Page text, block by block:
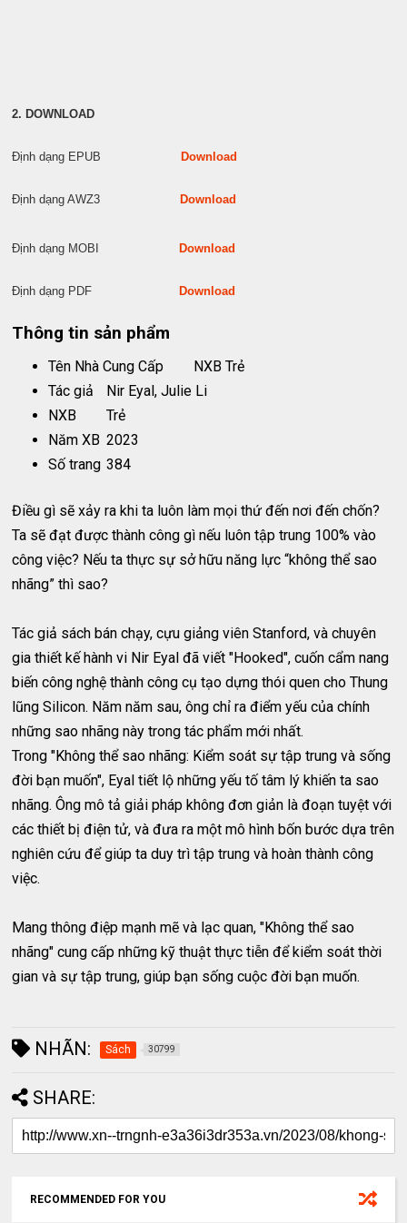
2. DOWNLOAD
Định dạng EPUB Download
Định dạng AWZ3 Download
Định dạng MOBI Download
Định dạng PDF Download
Thông tin sản phẩm
Tên Nhà Cung Cấp
NXB Trẻ
Tác giả
Nir Eyal, Julie Li
NXB
Trẻ
Năm XB 2023
Số trang 384
Điều gì sẽ xảy ra khi ta luôn làm mọi thứ đến nơi đến chốn?
Ta sẽ đạt được thành công gì nếu luôn tập trung 100% vào
công việc? Nếu ta thực sự sở hữu năng lực “không thể sao
nhãng” thì sao?
Tác giả sách bán chạy, cựu giảng viên Stanford, và chuyên
gia thiết kế hành vi Nir Eyal đã viết "Hooked", cuốn cẩm nang
biến công nghệ thành công cụ tạo dựng thói quen cho Thung
lũng Silicon. Năm năm sau, ông chỉ ra điểm yếu của chính
những sao nhãng này trong tác phẩm mới nhất.
Trong "Không thể sao nhãng: Kiểm soát sự tập trung và sống
đời bạn muốn", Eyal tiết lộ những yếu tố tâm lý khiến ta sao
nhãng. Ông mô tả giải pháp không đơn giản là đoạn tuyệt với
các thiết bị điện tử, và đưa ra một mô hình bốn bước dựa trên
nghiên cứu để giúp ta duy trì tập trung và hoàn thành công
việc.
Mang thông điệp mạnh mẽ và lạc quan, "Không thể sao
nhãng" cung cấp những kỹ thuật thực tiễn để kiểm soát thời
gian và sự tập trung, giúp bạn sống cuộc đời bạn muốn.
NHÃN: Sách 30799
SHARE:
RECOMMENDED FOR YOU